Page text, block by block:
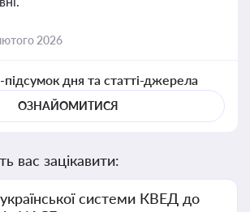
2026
дня та статті-джерела
ОЗНАЙОМИТИСЯ
вас зацікавити:
системи КВЕД до